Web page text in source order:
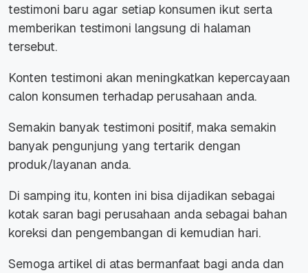
testimoni baru agar setiap konsumen ikut serta
memberikan testimoni langsung di halaman
tersebut.
Konten testimoni akan meningkatkan kepercayaan
calon konsumen terhadap perusahaan anda.
Semakin banyak testimoni positif, maka semakin
banyak pengunjung yang tertarik dengan
produk/layanan anda.
Di samping itu, konten ini bisa dijadikan sebagai
kotak saran bagi perusahaan anda sebagai bahan
koreksi dan pengembangan di kemudian hari.
Semoga artikel di atas bermanfaat bagi anda dan